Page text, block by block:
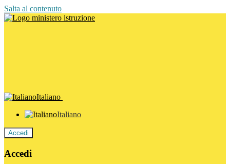
Salta al contenuto
Italiano
Italiano
Accedi
Accedi